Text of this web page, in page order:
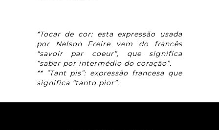
*Tocar de cor: esta expressão usada
por Nelson Freire vem do francês
“savoir par coeur”, que significa
“saber por intermédio do coração”.
** ”Tant pis”: expressão francesa que
significa “tanto pior”.